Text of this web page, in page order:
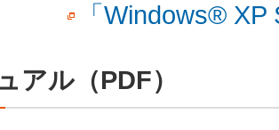
「Windows®
アル（PDF）